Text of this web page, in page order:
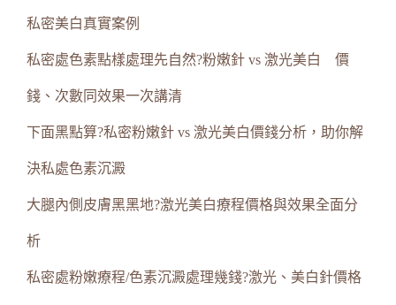
私密美白真實案例
私密處色素點樣處理先自然?粉嫩針 vs 激光美白 價
錢、次數同效果一次講清
下面黑點算?私密粉嫩針 vs 激光美白價錢分析，助你解
決私處色素沉澱
大腿內側皮膚黑黑地?激光美白療程價格與效果全面分
析
私密處粉嫩療程/色素沉澱處理幾錢?激光、美白針價格